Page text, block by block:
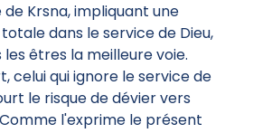
Krsna, impliquant une
dans le service de Dieu,
êtres la meilleure voie.
celui qui ignore le service de
le risque de dévier vers
l'exprime le présent